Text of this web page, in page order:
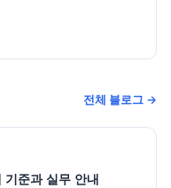
전체 블로그 →
기준과 실무 안내